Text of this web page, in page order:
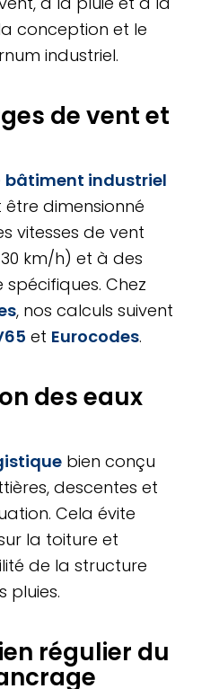
conception et le
industriel.
de vent et
bâtiment industriel
être dimensionné
vitesses de vent
km/h) et à des
Chez
, nos calculs suivent
et Eurocodes.
des eaux
bien conçu
descentes et
Cela évite
la toiture et
de la structure
pluies.
régulier du